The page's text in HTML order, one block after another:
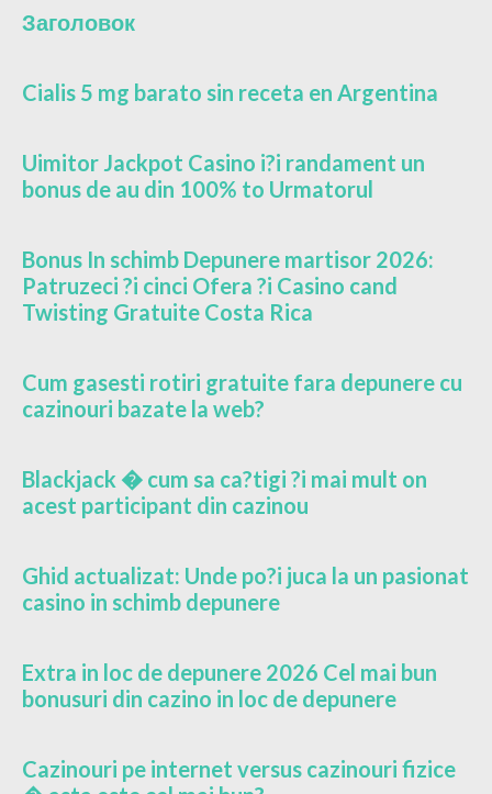
Заголовок
Cialis 5 mg barato sin receta en Argentina
Uimitor Jackpot Casino i?i randament un
bonus de au din 100% to Urmatorul
Bonus In schimb Depunere martisor 2026:
Patruzeci ?i cinci Ofera ?i Casino cand
Twisting Gratuite Costa Rica
Cum gasesti rotiri gratuite fara depunere cu
cazinouri bazate la web?
Blackjack � cum sa ca?tigi ?i mai mult on
acest participant din cazinou
Ghid actualizat: Unde po?i juca la un pasionat
casino in schimb depunere
Extra in loc de depunere 2026 Cel mai bun
bonusuri din cazino in loc de depunere
Cazinouri pe internet versus cazinouri fizice